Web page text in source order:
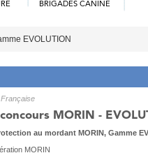
BRIGADES CANINE
EVOLUTION
MORIN -
au mordant MORIN, Gamme
MORIN